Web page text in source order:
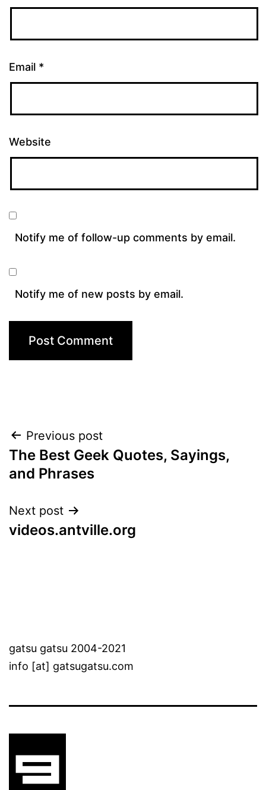
Email *
Website
Notify me of follow-up comments by email.
Notify me of new posts by email.
Post
navigation
Previous post
The Best Geek Quotes, Sayings,
and Phrases
Next post
videos.antville.org
gatsu gatsu 2004-2021
info [at] gatsugatsu.com